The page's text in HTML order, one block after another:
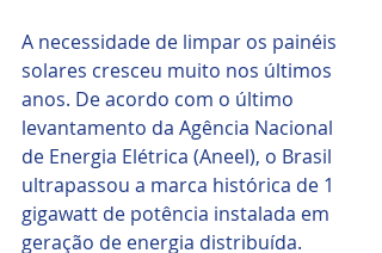
A necessidade de limpar os painéis
solares cresceu muito nos últimos
anos. De acordo com o último
levantamento da Agência Nacional
de Energia Elétrica (Aneel), o Brasil
ultrapassou a marca histórica de 1
gigawatt de potência instalada em
geração de energia distribuída.